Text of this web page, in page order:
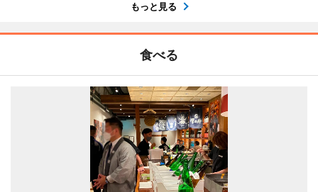
もっと見る
食べる